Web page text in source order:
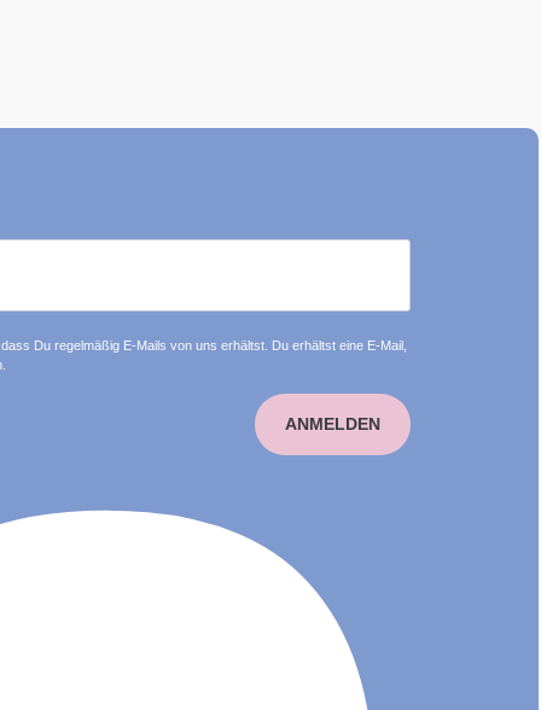
Du regelmäßig E-Mails von uns erhältst. Du erhältst eine E-Mail,
ANMELDEN